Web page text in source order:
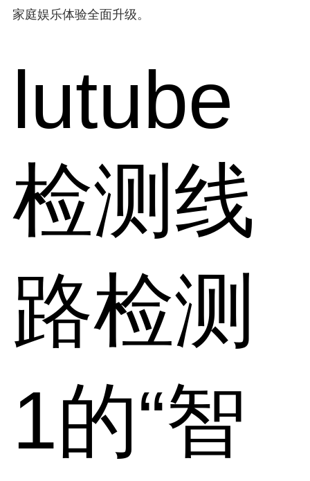
家庭娱乐体验全面升级。
lutube
检测线
路检测
1的“智